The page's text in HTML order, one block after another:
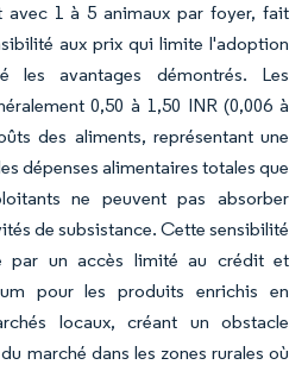
avec 1 à 5 animaux par foyer, fait
aux prix qui limite l'adoption
les avantages démontrés. Les
0,50 à 1,50 INR (0,006 à
des aliments, représentant une
dépenses alimentaires totales que
ne peuvent pas absorber
de subsistance. Cette sensibilité
par un accès limité au crédit et
pour les produits enrichis en
locaux, créant un obstacle
marché dans les zones rurales où